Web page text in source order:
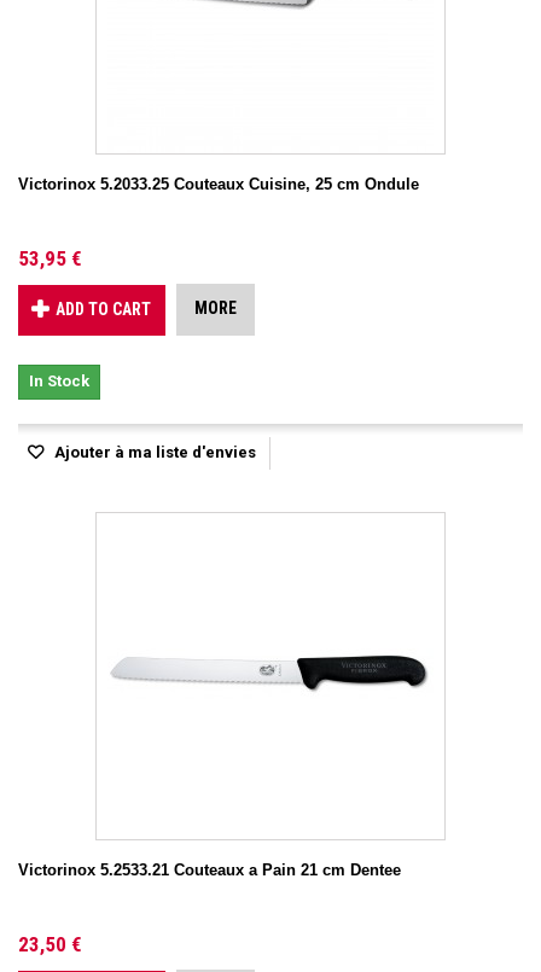
Victorinox 5.2033.25 Couteaux Cuisine, 25 cm Ondule
53,95 €
ADD TO CART MORE
In Stock
Ajouter à ma liste d'envies
Victorinox 5.2533.21 Couteaux a Pain 21 cm Dentee
23,50 €